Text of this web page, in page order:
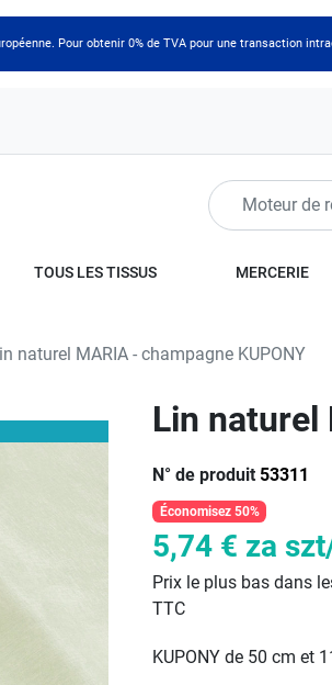
Pour obtenir 0% de TVA pour une transaction
TOUS LES TISSUS MERCERIE
naturel MARIA - champagne KUPONY
Lin naturel
N° de produit 53311
Économisez 50%
5,74 € za
Prix le plus bas dans
TTC
KUPONY de 50 cm et